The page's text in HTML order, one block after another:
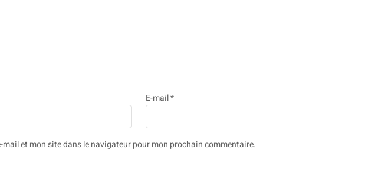
E-mail*
mail et mon site dans le navigateur pour mon prochain commentaire.